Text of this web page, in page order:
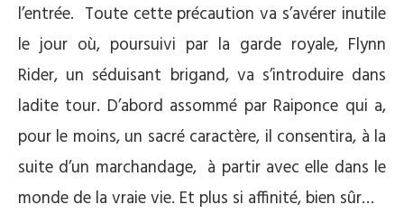
l’entrée. Toute cette précaution va s’avérer inutile
le jour où, poursuivi par la garde royale, Flynn
Rider, un séduisant brigand, va s’introduire dans
ladite tour. D’abord assommé par Raiponce qui a,
pour le moins, un sacré caractère, il consentira, à la
suite d’un marchandage, à partir avec elle dans le
monde de la vraie vie. Et plus si affinité, bien sûr…